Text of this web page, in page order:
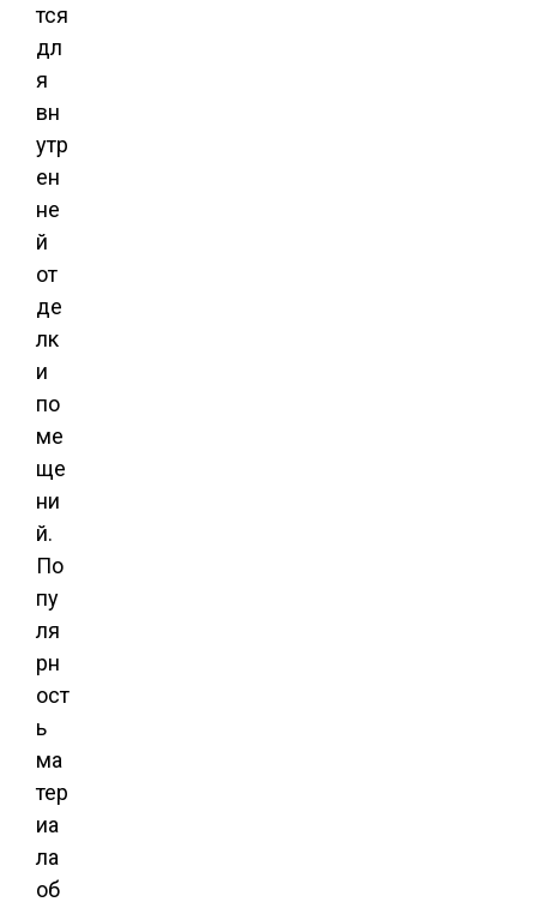
тся
дл
я
вн
утр
ен
не
й
от
де
лк
и
по
ме
ще
ни
й.
По
пу
ля
рн
ост
ь
ма
тер
иа
ла
об